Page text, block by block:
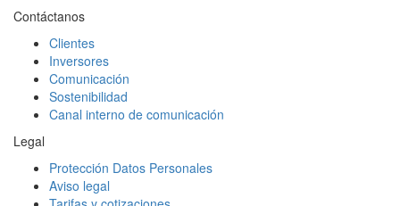
Contáctanos
Clientes
Inversores
Comunicación
Sostenibilidad
Canal interno de comunicación
Legal
Protección Datos Personales
Aviso legal